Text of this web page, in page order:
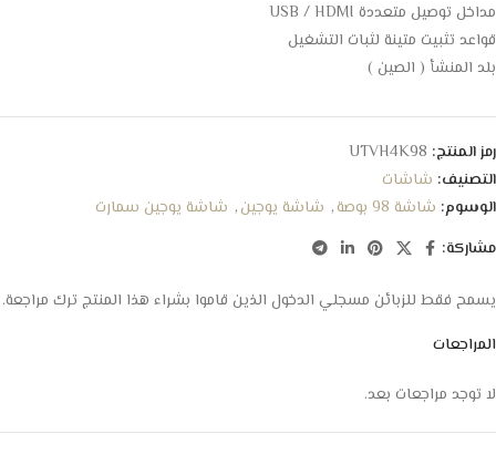
مداخل توصيل متعددة USB / HDMI
قواعد تثبيت متينة لثبات التشغيل
بلد المنشأ ( الصين )
رمز المنتج: UTVH4K98
التصنيف: شاشات
الوسوم: شاشة 98 بوصة , شاشة يوجين, شاشة يوجين سمارت
مشاركة:
المراجعات
لا توجد مراجعات بعد.
يسمح فقط للزبائن مسجلي الدخول الذين قاموا بشراء هذا المنتج ترك مراجعة.